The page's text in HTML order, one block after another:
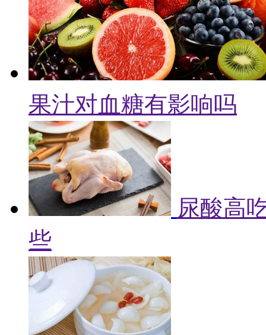
果汁对血糖有影响吗
尿酸高
些